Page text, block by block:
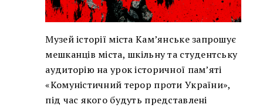
Музей історії міста Кам’янське запрошує
мешканців міста, шкільну та студентську
аудиторію на урок історичної пам’яті
«Комуністичний терор проти України»,
під час якого будуть представлені